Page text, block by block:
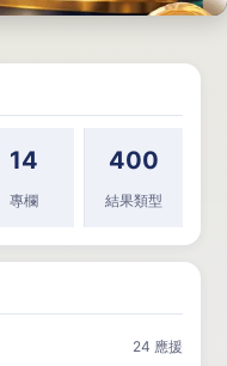
14
專欄
400
結果類型
24 應援